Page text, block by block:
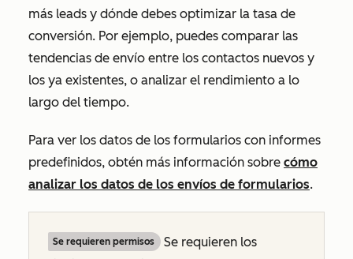
más leads y dónde debes optimizar la tasa de
conversión. Por ejemplo, puedes comparar las
tendencias de envío entre los contactos nuevos y
los ya existentes, o analizar el rendimiento a lo
largo del tiempo.
Para ver los datos de los formularios con informes
predefinidos, obtén más información sobre cómo
analizar los datos de los envíos de formularios.
Se requieren permisos
Se requieren los